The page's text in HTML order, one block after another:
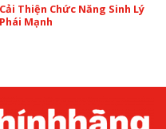
Cải Thiện Chức Năng Sinh Lý
Phái Mạnh